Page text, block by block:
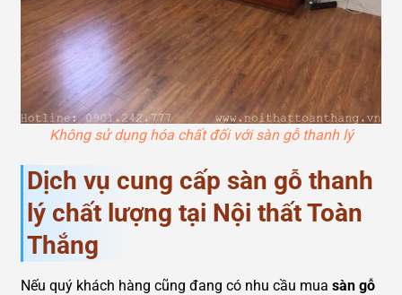
Không sử dụng hóa chất đối với sàn gỗ thanh lý
Dịch vụ cung cấp sàn gỗ thanh
lý chất lượng tại Nội thất Toàn
Thắng
Nếu quý khách hàng cũng đang có nhu cầu mua sàn gỗ